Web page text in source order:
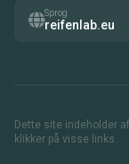
Sprog
reifenlab.eu
Dette site indeholder
klikker på visse links.